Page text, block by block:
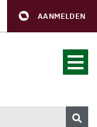
AANMELDEN